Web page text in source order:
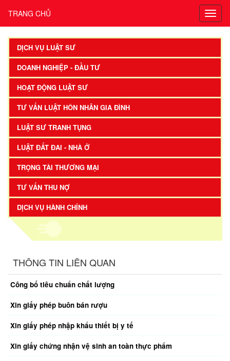
TRANG CHỦ
DỊCH VỤ LUẬT SƯ
DOANH NGHIỆP - ĐẦU TƯ
HOẠT ĐỘNG LUẬT SƯ
TƯ VẤN LUẬT HÔN NHÂN GIA ĐÌNH
LUẬT SƯ TRANH TỤNG
LUẬT ĐẤT ĐAI - NHÀ Ở
TRỌNG TÀI THƯƠNG MẠI
TƯ VẤN THU NỢ
DỊCH VỤ HÀNH CHÍNH
THÔNG TIN LIÊN QUAN
Công bố tiêu chuẩn chất lượng
Xin giấy phép buôn bán rượu
Xin giấy phép nhập khẩu thiết bị y tế
Xin giấy chứng nhận vệ sinh an toàn thực phẩm